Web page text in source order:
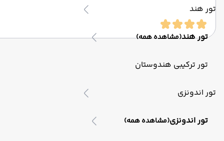
تور هند
تور هند(مشاهده همه)
تور ترکیبی هندوستان
تور اندونزی
تور اندونزی(مشاهده همه)